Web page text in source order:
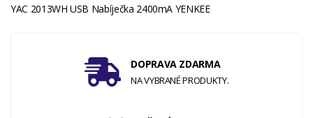
YAC 2013WH USB Nabíječka 2400mA YENKEE
DOPRAVA ZDARMA
NA VYBRANÉ PRODUKTY.